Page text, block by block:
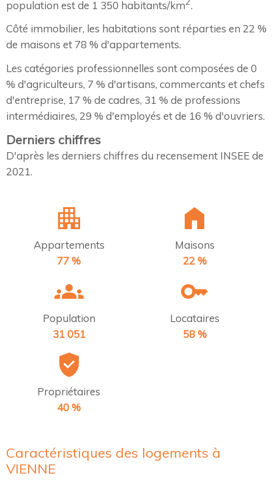
population est de 1 350 habitants/km .
Côté immobilier, les habitations sont réparties en 22 %
de maisons et 78 % d'appartements.
Les catégories professionnelles sont composées de 0
% d'agriculteurs, 7 % d'artisans, commercants et chefs
d'entreprise, 17 % de cadres, 31 % de professions
intermédiaires, 29 % d'employés et de 16 % d'ouvriers.
Derniers chiffres
D'après les derniers chiffres du recensement INSEE de
2021.
Appartements
77 %
Maisons
22 %
Population
31 051
Locataires
58 %
Propriétaires
40 %
Caractéristiques des logements à
VIENNE